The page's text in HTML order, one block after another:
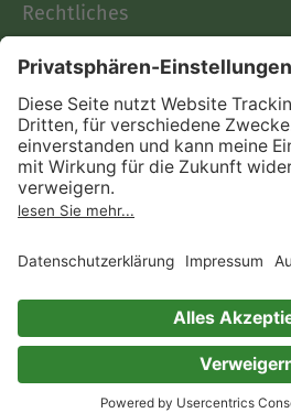
Rechtliches
AGB
Informationen nach Data
Act
Verträge hier kündigen
Impressum
Immer ein